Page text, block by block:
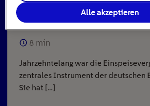
Einspeisevergütung für
Anlagen
8 min
Jahrzehntelang war die
zentrales Instrument der deutschen
Sie hat […]
Alle akzeptieren